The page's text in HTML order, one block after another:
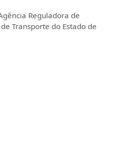
Reguladora de
Transporte do Estado de